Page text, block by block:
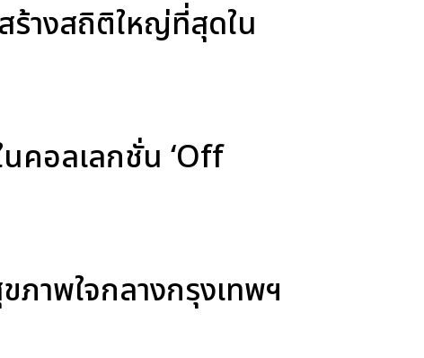
ร้างสถิติใหญ่ที่สุดใน
คอลเลกชั่น ‘Off
าพใจกลางกรุงเทพฯ